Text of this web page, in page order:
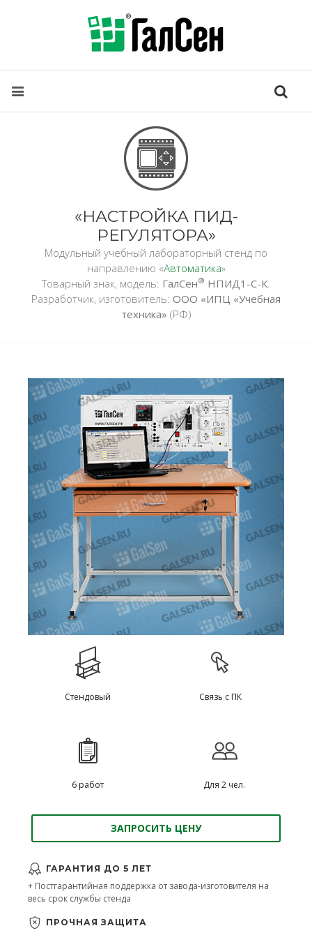
«НАСТРОЙКА ПИД-
РЕГУЛЯТОРА»
Модульный учебный лабораторный стенд по
направлению «Автоматика»
Товарный знак, модель: ГалСен® НПИД1-С-К.
Разработчик, изготовитель: ООО «ИПЦ «Учебная
техника» (РФ)
Стендовый Связь с ПК
6 работ Для 2 чел.
ЗАПРОСИТЬ ЦЕНУ
ГАРАНТИЯ ДО 5 ЛЕТ
+ Постгарантийная поддержка от завода-изготовителя на
весь срок службы стенда
ПРОЧНАЯ ЗАЩИТА